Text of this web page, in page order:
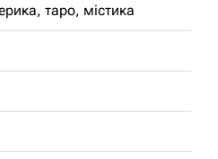
таро, містика